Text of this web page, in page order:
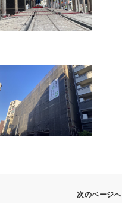
次のページへ